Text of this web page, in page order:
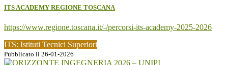
ITS ACADEMY REGIONE TOSCANA
https://www.regione.toscana.it/-/percorsi-its-academy-2025-2026
ITS: Istituti Tecnici Superiori
Pubblicato il 26-01-2026